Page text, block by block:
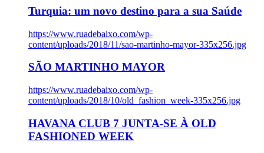
Turquia: um novo destino para a sua Saúde
https://www.ruadebaixo.com/wp-
content/uploads/2018/11/sao-martinho-mayor-335x256.jpg
SÃO MARTINHO MAYOR
https://www.ruadebaixo.com/wp-
content/uploads/2018/10/old_fashion_week-335x256.jpg
HAVANA CLUB 7 JUNTA-SE À OLD
FASHIONED WEEK